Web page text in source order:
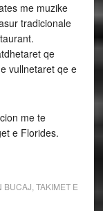
me muzike
tradicionale
qe
vullnetaret qe e
me te
e Florides.
BUCAJ TAKIMET E